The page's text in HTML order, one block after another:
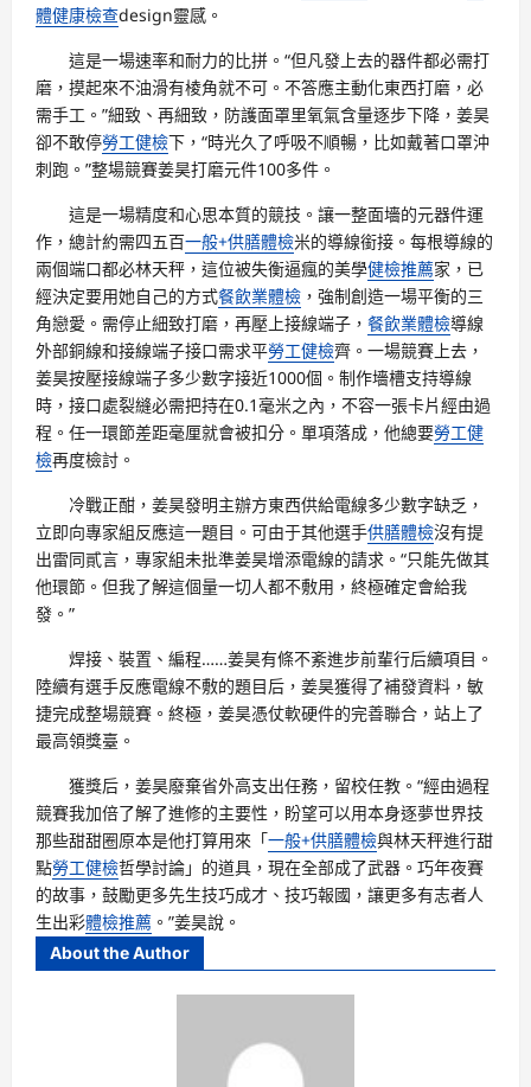
體健康檢查design靈感。
這是一場速率和耐力的比拼。“但凡發上去的器件都必需打
磨，摸起來不油滑有棱角就不可。不答應主動化東西打磨，必
需手工。”細致、再細致，防護面罩里氧氣含量逐步下降，姜昊
卻不敢停勞工健檢下，“時光久了呼吸不順暢，比如戴著口罩沖
刺跑。”整場競賽姜昊打磨元件100多件。
這是一場精度和心思本質的競技。讓一整面墻的元器件運
作，總計約需四五百一般+供膳體檢米的導線銜接。每根導線的
兩個端口都必林天秤，這位被失衡逼瘋的美學健檢推薦家，已
經決定要用她自己的方式餐飲業體檢 ，強制創造一場平衡的三
角戀愛。需停止細致打磨，再壓上接線端子， 餐飲業體檢導線
外部銅線和接線端子接口需求平勞工健檢齊。一場競賽上去，
姜昊按壓接線端子多少數字接近1000個。制作墻槽支持導線
時，接口處裂縫必需把持在0.1毫米之內，不容一張卡片經由過
程。任一環節差距毫厘就會被扣分。單項落成，他總要勞工健
檢再度檢討。
冷戰正酣，姜昊發明主辦方東西供給電線多少數字缺乏，
立即向專家組反應這一題目。可由于其他選手供膳體檢沒有提
出雷同貳言，專家組未批準姜昊增添電線的請求。“只能先做其
他環節。但我了解這個量一切人都不敷用，終極確定會給我
發。”
焊接、裝置、編程……姜昊有條不紊進步前輩行后續項目。
陸續有選手反應電線不敷的題目后，姜昊獲得了補發資料，敏
捷完成整場競賽。終極，姜昊憑仗軟硬件的完善聯合，站上了
最高領獎臺。
獲獎后，姜昊廢棄省外高支出任務，留校任教。“經由過程
競賽我加倍了解了進修的主要性，盼望可以用本身逐夢世界技
那些甜甜圈原本是他打算用來「一般+供膳體檢與林天秤進行甜
點勞工健檢哲學討論」的道具，現在全部成了武器。巧年夜賽
的故事，鼓勵更多先生技巧成才、技巧報國，讓更多有志者人
生出彩體檢推薦 。”姜昊說。
About the Author